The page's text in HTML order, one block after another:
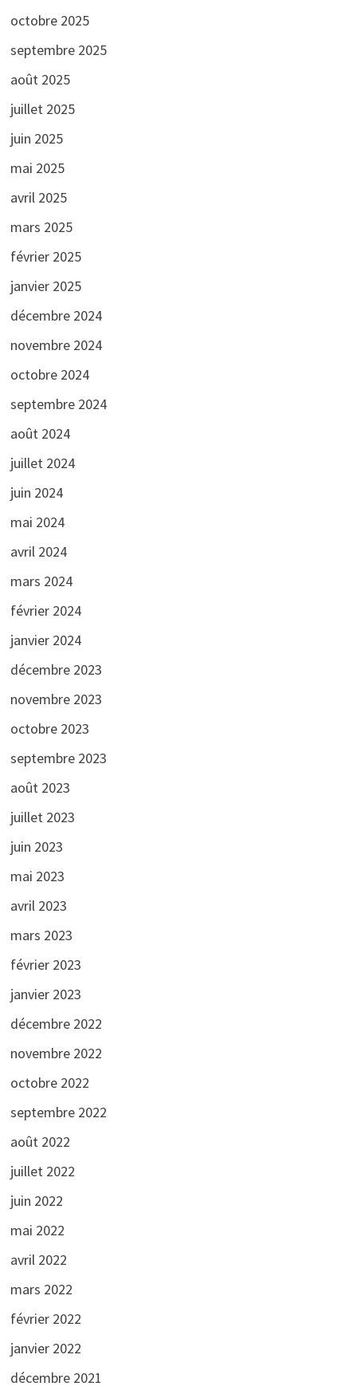
octobre 2025
septembre 2025
août 2025
juillet 2025
juin 2025
mai 2025
avril 2025
mars 2025
février 2025
janvier 2025
décembre 2024
novembre 2024
octobre 2024
septembre 2024
août 2024
juillet 2024
juin 2024
mai 2024
avril 2024
mars 2024
février 2024
janvier 2024
décembre 2023
novembre 2023
octobre 2023
septembre 2023
août 2023
juillet 2023
juin 2023
mai 2023
avril 2023
mars 2023
février 2023
janvier 2023
décembre 2022
novembre 2022
octobre 2022
septembre 2022
août 2022
juillet 2022
juin 2022
mai 2022
avril 2022
mars 2022
février 2022
janvier 2022
décembre 2021